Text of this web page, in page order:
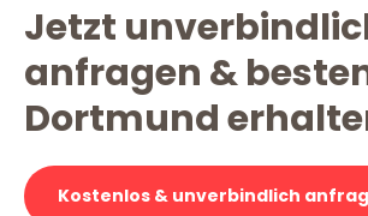
Jetzt
anfragen &
Dortmund
Kostenlos & unverbindlich